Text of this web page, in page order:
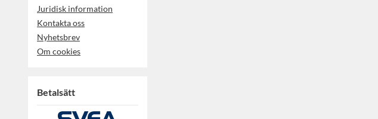
Juridisk information
Kontakta oss
Nyhetsbrev
Om cookies
Betalsätt